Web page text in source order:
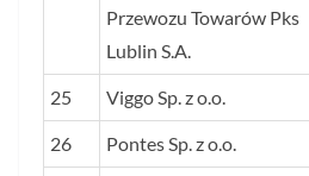
Przewozu Towarów Pks
Lublin S.A.
25 Viggo Sp. z o.o.
26 Pontes Sp. z o.o.